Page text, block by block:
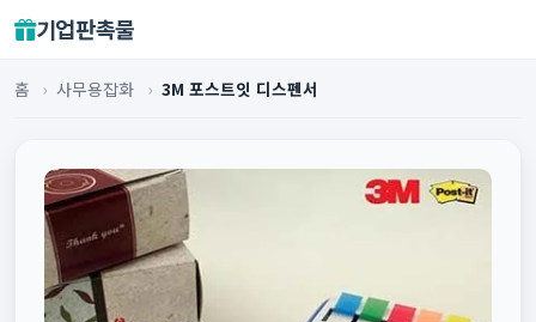
기업판촉물
홈 › 사무용잡화 › 3M 포스트잇 디스펜서